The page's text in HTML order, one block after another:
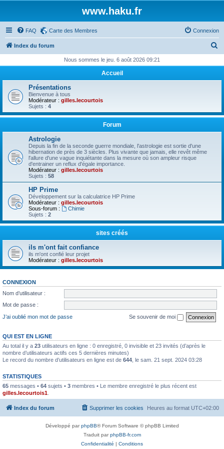
www.haku.fr
FAQ Carte des Membres Connexion
Index du forum
h
c
Nous sommes le jeu. 6 août 2026 09:21
Accueil
Présentations
Bienvenue à tous
Modérateur : gilles.lecourtois
Sujets : 4
Forum
Astrologie
Depuis la fin de la seconde guerre mondiale, l'astrologie est sortie d'une
hibernation de près de 3 siècles. Plus vivante que jamais, elle revêt même
l'allure d'une vague inquiétante dans la mesure où son ampleur risque
d'entrainer un reflux d'égale importance.
Modérateur : gilles.lecourtois
Sujets : 58
HP Prime
Développement sur la calculatrice HP Prime
Modérateur : gilles.lecourtois
Sous-forum :
Chimie
Sujets : 2
sites créés
ils m'ont fait confiance
ils m'ont confié leur projet
Modérateur : gilles.lecourtois
CONNEXION
Nom d’utilisateur :
Mot de passe :
J’ai oublié mon mot de passe
Se souvenir de moi
QUI EST EN LIGNE
Au total il y a 23 utilisateurs en ligne : 0 enregistré, 0 invisible et 23 invités (d’après le
nombre d’utilisateurs actifs ces 5 dernières minutes)
Le record du nombre d’utilisateurs en ligne est de 644 , le sam. 21 sept. 2024 03:28
STATISTIQUES
65 messages • 64 sujets • 3 membres • Le membre enregistré le plus récent est
gilles.lecourtois1
Index du forum Heures au format UTC+02:00
Supprimer les cookies
Développé parphpBB® Forum Software © phpBB Limited
Traduit parphpBB-fr.com
Confidentialité | Conditions